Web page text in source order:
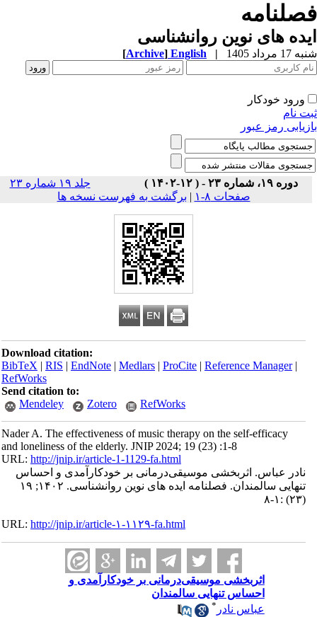
های نوین روانشناسی
مرداد 1405 |
English
[Archive]
ورود خودکار
نام
رمز عبور
دوره ۱۹، شماره ۲۳ - ( ۱۲-۱۴۰۲ )
جلد ۱۹ شماره ۲۳
صفحات ۸-۱
| برگشت به فهرست نسخه ها
Download citation:
BibTeX|RIS|EndNote|Medlars|ProCite|Reference Manager
RefWorks
Send citation to:
Mendeley
Zotero RefWorks
Nader A. The effectiveness of music therapy on the self-efficacy
and loneliness of the elderly. JNIP 2024; 19 (23) :1-8
URL:http://jnip.ir/article-1-1129-fa.html
نادر عباس. اثربخشی موسیقی‌درمانی بر خودکارآمدی و احساس
تنهایی سالمندان. فصلنامه ایده های نوین روانشناسی. ۱۴۰۲; ۱۹
URL:http://jnip.ir/article-۱-۱۱۲۹-fa.html
اثربخشی موسیقی‌درمانی بر خودکارآمدی و
احساس تنهایی سالمندان
عباس نادر*